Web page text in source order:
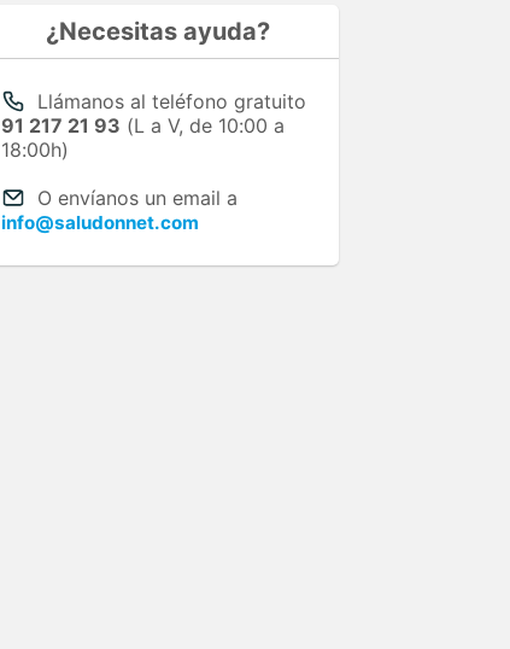
¿Necesitas ayuda?
Llámanos al teléfono gratuito
91 217 21 93 (L a V, de 10:00 a
18:00h)
O envíanos un email a
info@saludonnet.com